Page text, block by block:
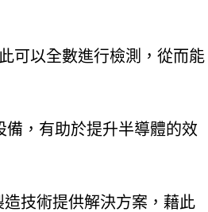
可以全數進行檢測，從而能
，有助於提升半導體的效
技術提供解決方案，藉此